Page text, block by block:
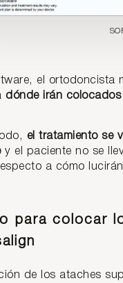
el ortodoncista
dónde irán
el tratamiento se
y el paciente no se
a cómo
para colocar
de los ataches